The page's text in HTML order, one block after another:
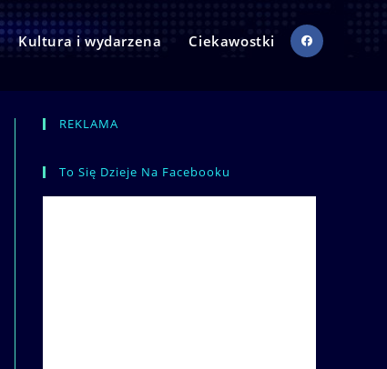
Kultura i wydarzena Ciekawostki
REKLAMA
To Się Dzieje Na Facebooku